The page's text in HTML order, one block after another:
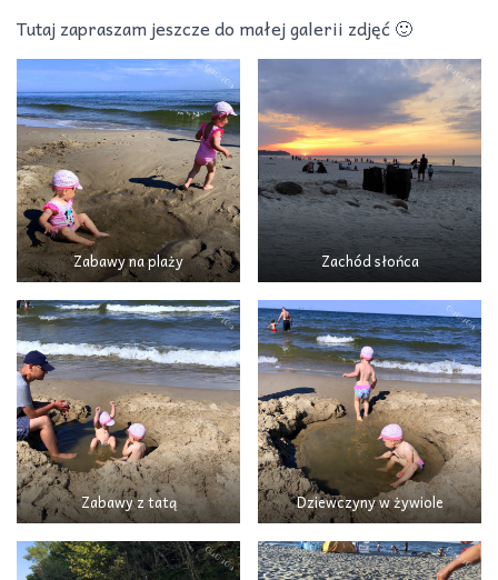
Tutaj zapraszam jeszcze do małej galerii zdjęć 🙂
Zabawy na plaży Zachód słońca
Zabawy z tatą Dziewczyny w żywiole